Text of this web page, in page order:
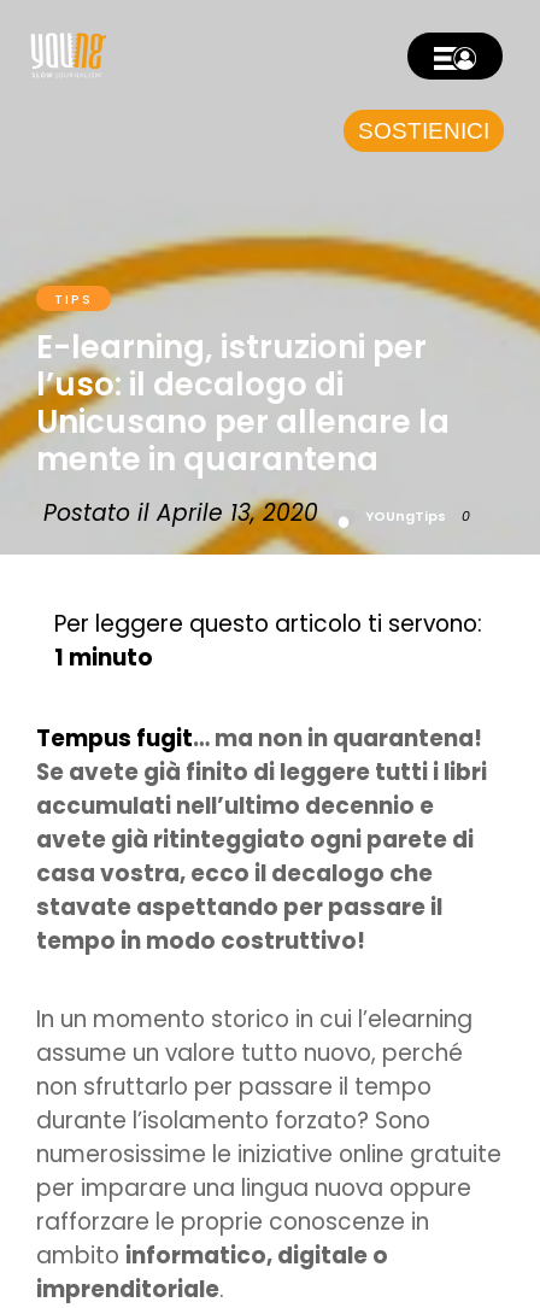
SOSTIENICI
TIPS
E-learning, istruzioni per
l’uso: il decalogo di
Unicusano per allenare la
mente in quarantena
Postato il Aprile 13, 2020 YOUngTips 0
Per leggere questo articolo ti servono:
1 minuto
Tempus fugit… ma non in quarantena!
Se avete già finito di leggere tutti i libri
accumulati nell’ultimo decennio e
avete già ritinteggiato ogni parete di
casa vostra, ecco il decalogo che
stavate aspettando per passare il
tempo in modo costruttivo!
In un momento storico in cui l’elearning
assume un valore tutto nuovo, perché
non sfruttarlo per passare il tempo
durante l’isolamento forzato? Sono
numerosissime le iniziative online gratuite
per imparare una lingua nuova oppure
rafforzare le proprie conoscenze in
ambito informatico, digitale o
imprenditoriale.